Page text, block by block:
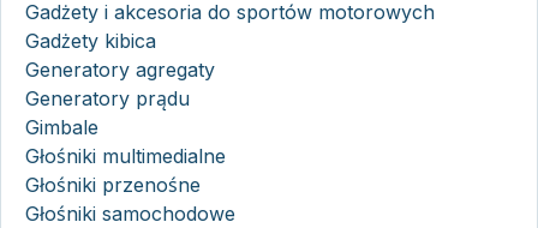
Gadżety i akcesoria do sportów motorowych
Gadżety kibica
Generatory agregaty
Generatory prądu
Gimbale
Głośniki multimedialne
Głośniki przenośne
Głośniki samochodowe